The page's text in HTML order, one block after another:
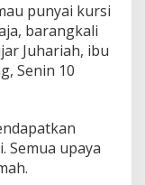
punyai kursi
barangkali
Juhariah, ibu
Senin 10
Semua upaya